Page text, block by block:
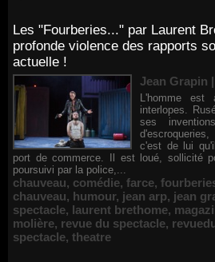
Les "Fourberies..." par Laurent
profonde violence des rapports
actuelle !
Jean Grapin
L'homme
interlopes.
ses
c'est de lui
port de commerce. Il est loué, sollicité
poursuivi par la police,...
chauveau, comédie, farce,
chauveau, humour, jean arp, jean
spectacle, laurent brethome,
molière, revue du spectacle,
spectacle, theatre